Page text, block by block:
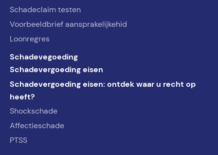
Schadeclaim testen
Voorbeeldbrief aansprakelijkehid
Loonregres
Schadevegoeding
Schadevergoeding eisen
Schadevergoeding eisen: ontdek waar u recht op
heeft?
Shockschade
Affectieschade
PTSS